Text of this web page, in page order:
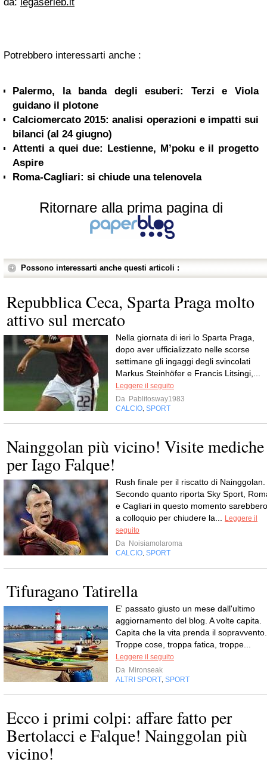
Potrebbero interessarti anche :
Palermo, la banda degli esuberi: Terzi e Viola
guidano il plotone
Calciomercato 2015: analisi operazioni e impatti sui
bilanci (al 24 giugno)
Attenti a quei due: Lestienne, M’poku e il progetto
Aspire
Roma-Cagliari: si chiude una telenovela
Ritornare alla prima pagina di
Possono interessarti anche questi articoli :
Repubblica Ceca, Sparta Praga molto
attivo sul mercato
Nella giornata di ieri lo Sparta Praga,
dopo aver ufficializzato nelle scorse
settimane gli ingaggi degli svincolati
Markus Steinhöfer e Francis Litsingi,...
Leggere il seguito
Da Pablitosway1983
CALCIO SPORT
Nainggolan più vicino! Visite mediche
per Iago Falque!
Rush finale per il riscatto di Nainggolan.
Secondo quanto riporta Sky Sport,
e Cagliari in questo momento sarebbero
a colloquio per chiudere la...
Leggere il
seguito
Da Noisiamolaroma
CALCIO SPORT
Tifuragano Tatirella
E' passato giusto un mese dall'ultimo
aggiornamento del blog. A volte capita.
Capita che la vita prenda il sopravvento.
Troppe cose, troppa fatica, troppe...
Leggere il seguito
Da Mironseak
ALTRI SPORT SPORT
Ecco i primi colpi: affare fatto per
Bertolacci e Falque! Nainggolan più
vicino!